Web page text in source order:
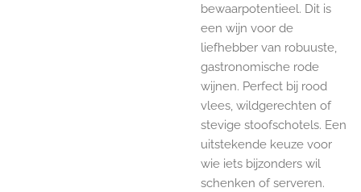
bewaarpotentieel. Dit is
een wijn voor de
liefhebber van robuuste,
gastronomische rode
wijnen. Perfect bij rood
vlees, wildgerechten of
stevige stoofschotels. Een
uitstekende keuze voor
wie iets bijzonders wil
schenken of serveren.